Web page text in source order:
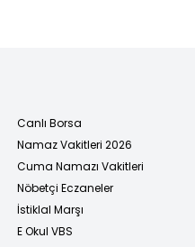
Canlı Borsa
Namaz Vakitleri 2026
Cuma Namazı Vakitleri
Nöbetçi Eczaneler
İstiklal Marşı
E Okul VBS